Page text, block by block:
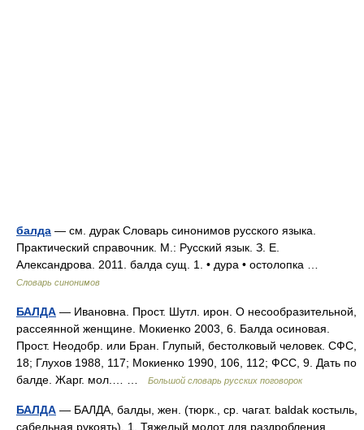
балда — см. дурак Словарь синонимов русского языка.
Практический справочник. М.: Русский язык. З. Е.
Александрова. 2011. балда сущ. 1. • дура • остолопка …
Словарь синонимов
БАЛДА — Ивановна. Прост. Шутл. ирон. О несообразительной,
рассеянной женщине. Мокиенко 2003, 6. Балда осиновая.
Прост. Неодобр. или Бран. Глупый, бестолковый человек. СФС,
18; Глухов 1988, 117; Мокиенко 1990, 106, 112; ФСС, 9. Дать по
балде. Жарг. мол.… …
Большой словарь русских поговорок
БАЛДА — БАЛДА, балды, жен. (тюрк., ср. чагат. baldak костыль,
сабельная рукоять). 1. Тяжелый молот для раздробления